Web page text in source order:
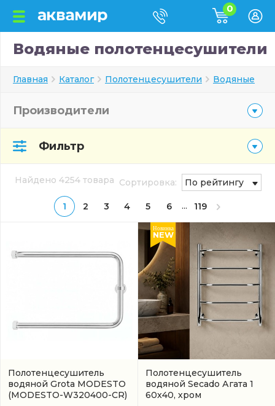
0
Водяные полотенцесушители
Главная Каталог Полотенцесушители Водяные
Производители
Фильтр
Найдено 4254 товара
1 2 3 4 5 6 ... 119
Сортировка: По рейтингу
Полотенцесушитель
водяной Grota MODESTO
(MODESTO-W320400-CR)
Полотенцесушитель
водяной Secado Агата 1
60x40, хром
Новинка
NEW